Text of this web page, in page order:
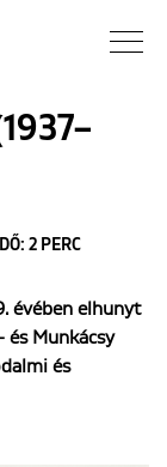
2 PERC
évében elhunyt
és Munkácsy
és